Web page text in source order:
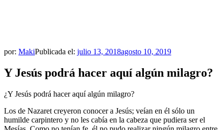
por: MakiPublicada el: julio 13, 2018agosto 10, 2019
Y Jesús podrá hacer aquí algún milagro?
¿Y Jesús podrá hacer aquí algún milagro?
Los de Nazaret creyeron conocer a Jesús; veían en él sólo un
humilde carpintero y no les cabía en la cabeza que pudiera ser el